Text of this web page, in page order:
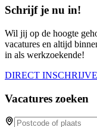
Schrijf je nu in!
Wil jij op de hoogte
vacatures en altijd
in als werkzoekende!
DIRECT
Vacatures zoeken